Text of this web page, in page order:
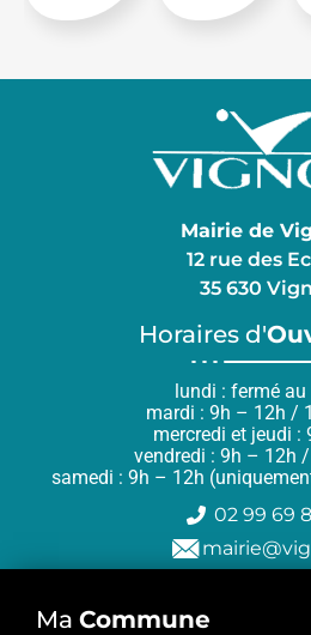
Mairie de
12 rue des
35 630
Horaires d'
lundi : fermé
mardi : 9h – 12h /
mercredi et jeudi :
vendredi : 9h – 12h
samedi : 9h – 12h
02 99 69
Ma Commune